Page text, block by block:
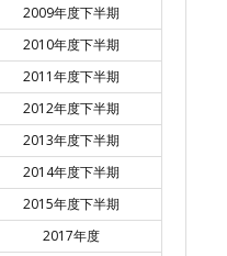
2009年度下半期
2010年度下半期
2011年度下半期
2012年度下半期
2013年度下半期
2014年度下半期
2015年度下半期
2017年度